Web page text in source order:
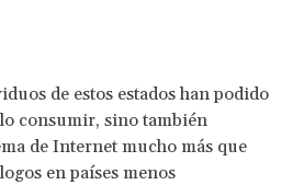
de estos estados han podido
consumir, sino también
de Internet mucho más que
en países menos